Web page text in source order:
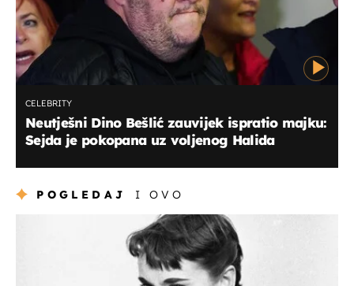
CELEBRITY
Neutješni Dino Bešlić zauvijek ispratio majku:
Sejda je pokopana uz voljenog Halida
POGLEDAJ I OVO